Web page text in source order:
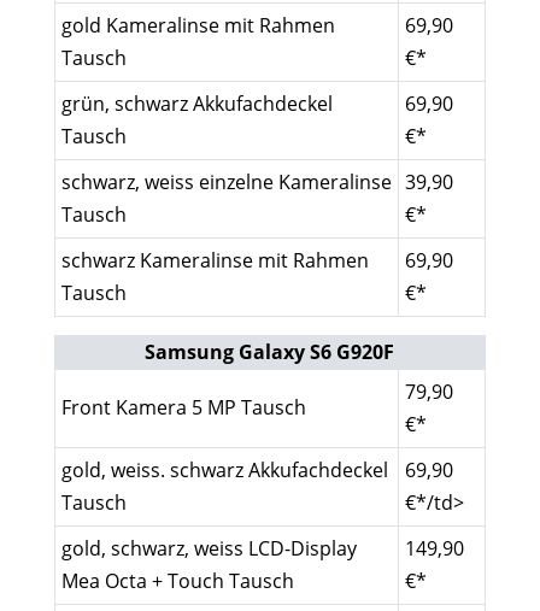
gold Kameralinse mit Rahmen
Tausch
69,90
€*
grün, schwarz Akkufachdeckel
Tausch
69,90
€*
schwarz, weiss einzelne Kameralinse
Tausch
39,90
€*
schwarz Kameralinse mit Rahmen
Tausch
69,90
€*
Samsung Galaxy S6 G920F
Front Kamera 5 MP Tausch
79,90
€*
gold, weiss. schwarz Akkufachdeckel
Tausch
69,90
€*/td>
gold, schwarz, weiss LCD-Display
Mea Octa + Touch Tausch
149,90
€*